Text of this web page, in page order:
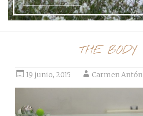
THE BODY
19 junio, 2015 Carmen Antón